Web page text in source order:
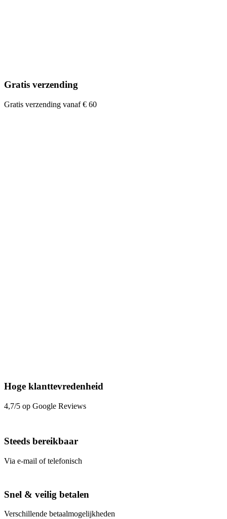
Gratis verzending
Gratis verzending vanaf € 60
Hoge klanttevredenheid
4,7/5 op Google Reviews
Steeds bereikbaar
Via e-mail of telefonisch
Snel & veilig betalen
Verschillende betaalmogelijkheden